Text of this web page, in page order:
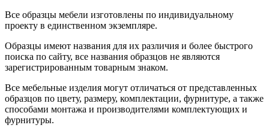
Все образцы мебели изготовлены по индивидуальному
проекту в единственном экземпляре.
Образцы имеют названия для их различия и более быстрого
поиска по сайту, все названия образцов не являются
зарегистрированным товарным знаком.
Все мебельные изделия могут отличаться от представленных
образцов по цвету, размеру, комплектации, фурнитуре, а также
способами монтажа и производителями комплектующих и
фурнитуры.